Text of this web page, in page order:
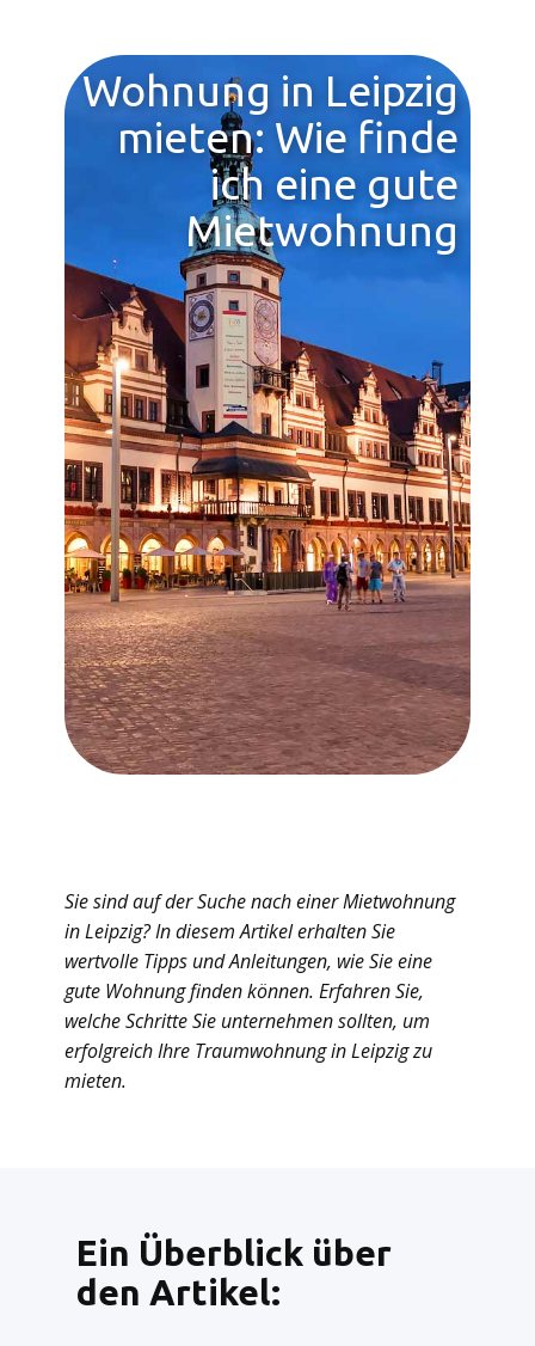
Wohnung in Leipzig
mieten: Wie finde
ich eine gute
Mietwohnung
Sie sind auf der Suche nach einer Mietwohnung
in Leipzig? In diesem Artikel erhalten Sie
wertvolle Tipps und Anleitungen, wie Sie eine
gute Wohnung finden können. Erfahren Sie,
welche Schritte Sie unternehmen sollten, um
erfolgreich Ihre Traumwohnung in Leipzig zu
mieten.
Ein Überblick über
den Artikel: